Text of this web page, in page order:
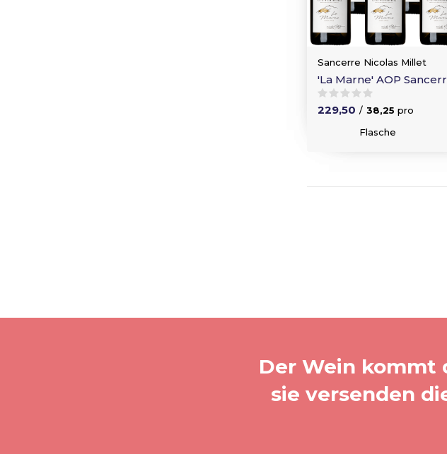
Sancerre Nicolas Millet
'La Marne' AOP
229,50 / 38,25 pro
Flasche
Der Wein kommt
sie versenden